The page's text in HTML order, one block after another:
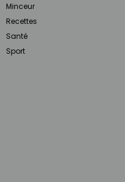
Minceur
Recettes
Santé
Sport